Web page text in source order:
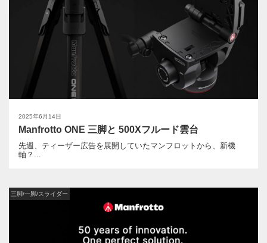
2025年6月14日
Manfrotto ONE 三脚と 500Xフルード雲台
先週、ティーザー広告を展開していたマンフロットから、新機
軸？...
三脚/一脚/スライダー